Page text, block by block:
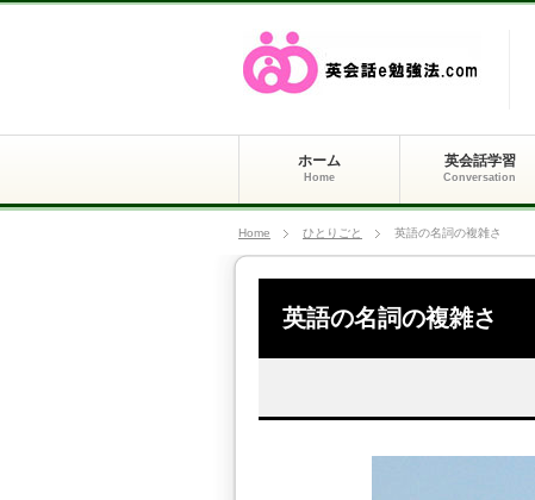
ホーム
Home
英会話学習
Conversation
Home ひとりごと 英語の名詞の複雑さ
英語の名詞の複雑さ